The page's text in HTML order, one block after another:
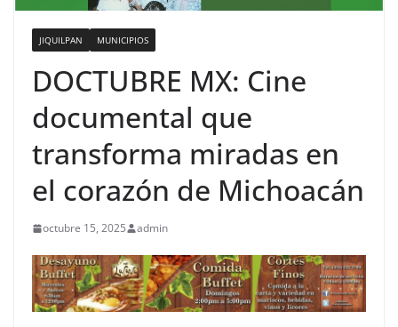
JIQUILPAN MUNICIPIOS
DOCTUBRE MX: Cine
documental que
transforma miradas en
el corazón de Michoacán
octubre 15, 2025 admin